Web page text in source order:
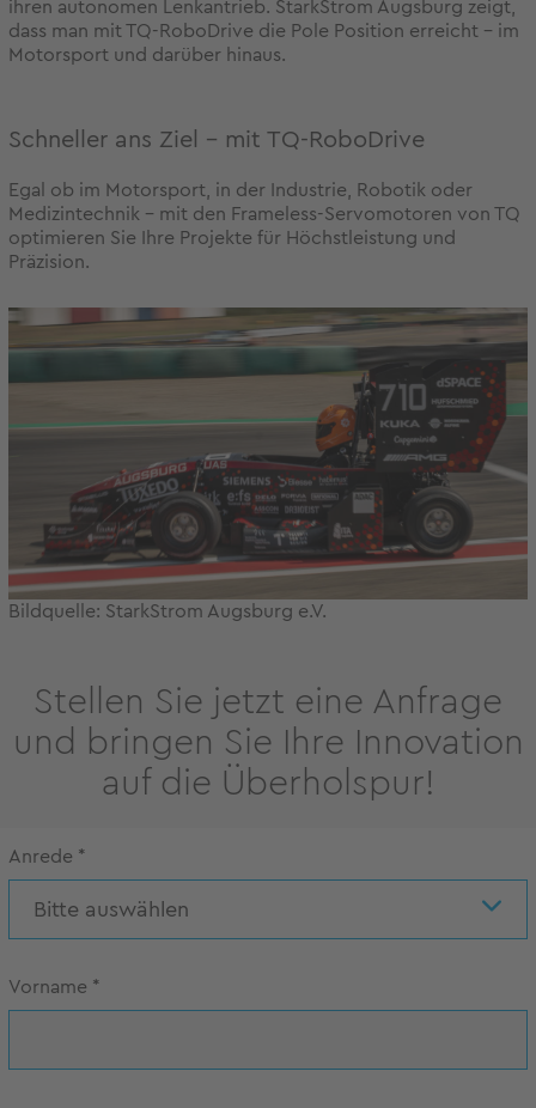
ihren autonomen Lenkantrieb. StarkStrom Augsburg zeigt,
dass man mit TQ-RoboDrive die Pole Position erreicht – im
Motorsport und darüber hinaus.
Schneller ans Ziel – mit TQ-RoboDrive
Egal ob im Motorsport, in der Industrie, Robotik oder
Medizintechnik – mit den Frameless-Servomotoren von TQ
optimieren Sie Ihre Projekte für Höchstleistung und
Präzision.
Bildquelle: StarkStrom Augsburg e.V.
Stellen Sie jetzt eine Anfrage
und bringen Sie Ihre Innovation
auf die Überholspur!
Anrede *
Bitte auswählen
Vorname *